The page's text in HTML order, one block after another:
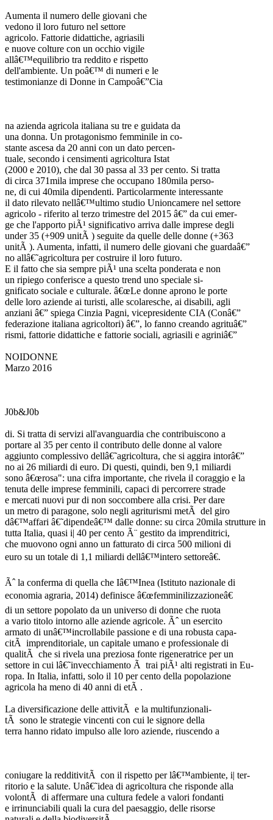
Aumenta il numero delle giovani che
vedono il loro futuro nel settore
agricolo. Fattorie didattiche, agriasili
e nuove colture con un occhio vigile
allâ€™equilibrio tra reddito e rispetto
dell'ambiente. Un poâ€™ di numeri e le
testimonianze di Donne in Campoâ€”Cia
na azienda agricola italiana su tre e guidata da
una donna. Un protagonismo femminile in co-
stante ascesa da 20 anni con un dato percen-
tuale, secondo i censimenti agricoltura Istat
(2000 e 2010), che dal 30 passa al 33 per cento. Si tratta
di circa 371mila imprese che occupano 180mila perso-
ne, di cui 40mila dipendenti. Particolarmente interessante
il dato rilevato nellâ€™ultimo studio Unioncamere nel settore
agricolo - riferito al terzo trimestre del 2015 â€” da cui emer-
ge che l'apporto piÃ¹ significativo arriva dalle imprese degli
under 35 (+909 unitÃ ) seguite da quelle delle donne (+363
unitÃ ). Aumenta, infatti, il numero delle giovani che guardaâ€”
no allâ€˜agricoltura per costruire il loro futuro.
E il fatto che sia sempre piÃ¹ una scelta ponderata e non
un ripiego conferisce a questo trend uno speciale si-
gnificato sociale e culturale. â€œLe donne aprono le porte
delle loro aziende ai turisti, alle scolaresche, ai disabili, agli
anziani â€” spiega Cinzia Pagni, vicepresidente CIA (Conâ€”
federazione italiana agricoltori) â€”, lo fanno creando agrituâ€”
rismi, fattorie didattiche e fattorie sociali, agriasili e agriniâ€”
NOIDONNE
Marzo 2016
J0b&J0b
di. Si tratta di servizi all'avanguardia che contribuiscono a
portare al 35 per cento il contributo delle donne al valore
aggiunto complessivo dellâ€˜agricoltura, che si aggira intorâ€”
no ai 26 miliardi di euro. Di questi, quindi, ben 9,1 miliardi
sono â€œrosa": una cifra importante, che rivela il coraggio e la
tenuta delle imprese femminili, capaci di percorrere strade
e mercati nuovi pur di non soccombere alla crisi. Per dare
un metro di paragone, solo negli agriturismi metÃ del giro
dâ€™affari â€˜dipendeâ€™ dalle donne: su circa 20mila strutture in
tutta Italia, quasi i| 40 per cento Ã¨ gestito da imprenditrici,
che muovono ogni anno un fatturato di circa 500 milioni di
euro su un totale di 1,1 miliardi dellâ€™intero settoreâ€.
Ãˆ la conferma di quella che Iâ€™Inea (Istituto nazionale di
economia agraria, 2014) definisce â€œfemminilizzazioneâ€
di un settore popolato da un universo di donne che ruota
a vario titolo intorno alle aziende agricole. Ãˆ un esercito
armato di unâ€™incrollabile passione e di una robusta capa-
citÃ imprenditoriale, un capitale umano e professionale di
qualitÃ che si rivela una preziosa fonte rigeneratrice per un
settore in cui lâ€˜invecchiamento Ã trai piÃ¹ alti registrati in Eu-
ropa. In Italia, infatti, solo il 10 per cento della popolazione
agricola ha meno di 40 anni di etÃ .
La diversificazione delle attivitÃ e la multifunzionali-
tÃ sono le strategie vincenti con cui le signore della
terra hanno ridato impulso alle loro aziende, riuscendo a
coniugare la redditivitÃ con il rispetto per lâ€™ambiente, i| ter-
ritorio e la salute. Unâ€˜idea di agricoltura che risponde alla
volontÃ di affermare una cultura fedele a valori fondanti
e irrinunciabili quali la cura del paesaggio, delle risorse